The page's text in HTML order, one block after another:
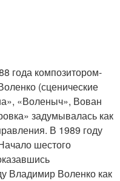
года композитором-
(сценические
«Воленыч», Вован
задумывалась как
В 1989 году
шестого
Владимир Воленко как